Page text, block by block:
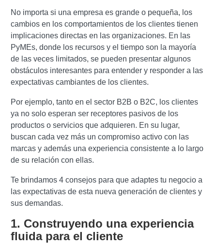
No importa si una empresa es grande o pequeña, los
cambios en los comportamientos de los clientes tienen
implicaciones directas en las organizaciones. En las
PyMEs, donde los recursos y el tiempo son la mayoría
de las veces limitados, se pueden presentar algunos
obstáculos interesantes para entender y responder a las
expectativas cambiantes de los clientes.
Por ejemplo, tanto en el sector B2B o B2C, los clientes
ya no solo esperan ser receptores pasivos de los
productos o servicios que adquieren. En su lugar,
buscan cada vez más un compromiso activo con las
marcas y además una experiencia consistente a lo largo
de su relación con ellas.
Te brindamos 4 consejos para que adaptes tu negocio a
las expectativas de esta nueva generación de clientes y
sus demandas.
1. Construyendo una experiencia
fluida para el cliente